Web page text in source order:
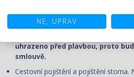
Asii– od 2 let: 17–18 USD. Hosté
uhrazeno před plavbou, proto
smlouvě.
Cestovní pojištění a pojištění storna.
NE, UPRAV